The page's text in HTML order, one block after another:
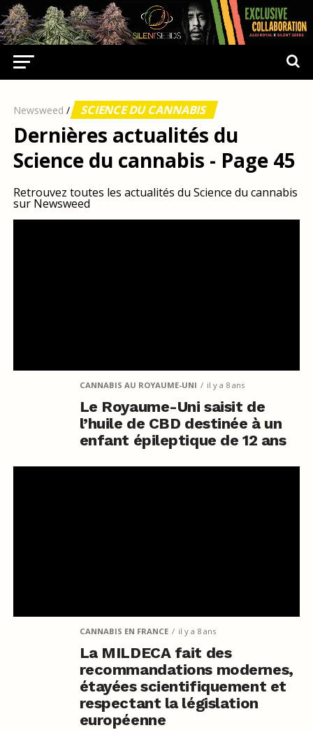
Newsweed / SCIENCE DU CANNABIS
Dernières actualités du
Science du cannabis - Page 45
Retrouvez toutes les actualités du Science du cannabis
sur Newsweed
CANNABIS AU ROYAUME-UNI il y a 8 ans
Le Royaume-Uni saisit de
l’huile de CBD destinée à un
enfant épileptique de 12 ans
CANNABIS EN FRANCE il y a 8 ans
La MILDECA fait des
recommandations modernes,
étayées scientifiquement et
respectant la législation
européenne